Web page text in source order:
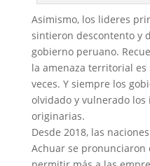
Asimismo, los lideres
sintieron descontento y
gobierno peruano.
la amenaza territorial
veces. Y siempre los
olvidado y vulnerado los
originarias.
Desde 2018, las
Achuar se